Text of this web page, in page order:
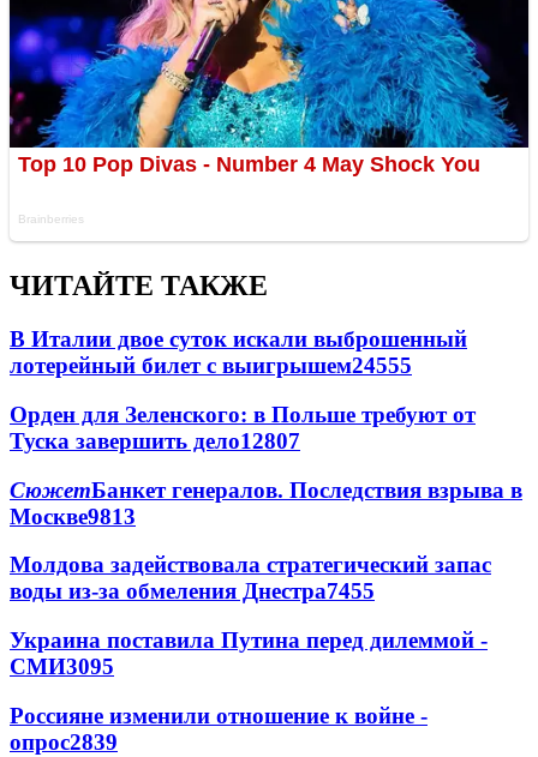
ЧИТАЙТЕ ТАКЖЕ
В Италии двое суток искали выброшенный
лотерейный билет с выигрышем24555
Орден для Зеленского: в Польше требуют от
Туска завершить дело12807
СюжетБанкет генералов. Последствия взрыва в
Москве9813
Молдова задействовала стратегический запас
воды из-за обмеления Днестра7455
Украина поставила Путина перед дилеммой -
СМИ3095
Россияне изменили отношение к войне -
опрос2839